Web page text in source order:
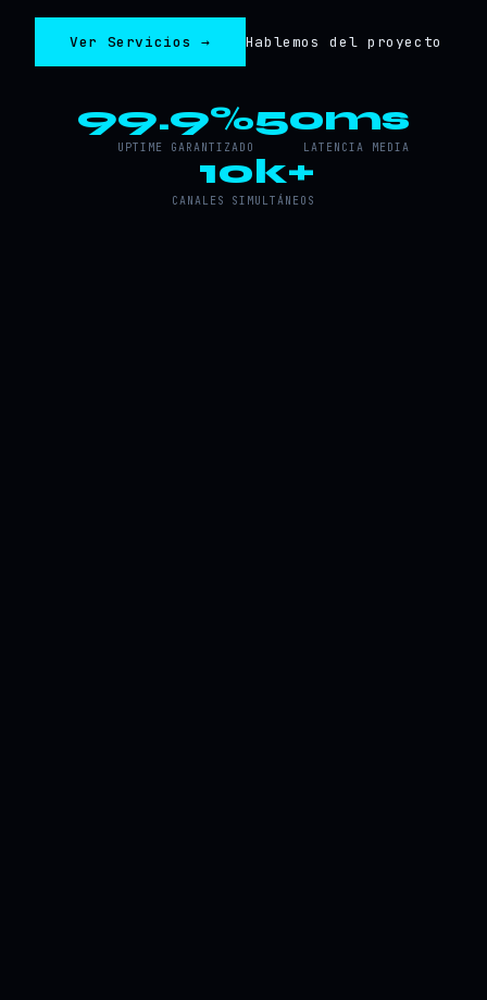
Ver Servicios → Hablemos del proyecto
99.9%
UPTIME GARANTIZADO
50ms
LATENCIA MEDIA
10k+
CANALES SIMULTÁNEOS